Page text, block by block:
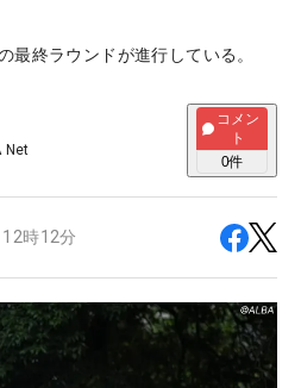
最終ラウンドが進行している。
Net
コメン
ト
0件
時12分